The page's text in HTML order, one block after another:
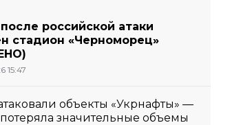
российской атаки
стадион «Черноморец»
15:47
объекты «Укрнафты» —
значительные объемы